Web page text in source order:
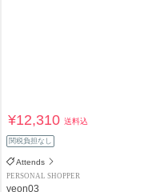
¥12,310送料込
関税負担なし
Attends
PERSONAL SHOPPER
yeon03